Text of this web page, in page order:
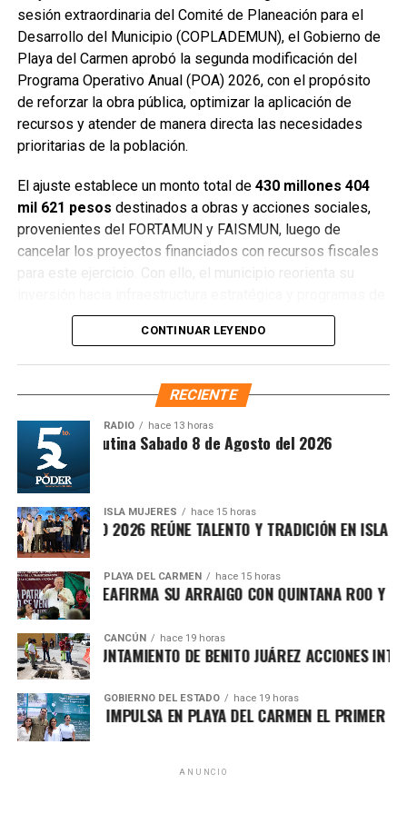
que México es un país libre y democrático, y llamó a no
dejarse influenciar por campañas de desinformación.
Finalmente, destacó que las asambleas informativas
continuarán realizándose en distintos puntos de Quintana
Roo para fortalecer la organización ciudadana y la
participación informada.
Recibe las noticias al instante
Únete al canal oficial de WhatsApp de
Quinto Podery recibe las noticias más
importantes de Quintana Roo directamente
en tu teléfono.
Unirme al canal de WhatsApp
sesión extraordinaria del Comité de Planeación para el
Desarrollo del Municipio (COPLADEMUN), el Gobierno de
Playa del Carmen aprobó la segunda modificación del
Programa Operativo Anual (POA) 2026, con el propósito
de reforzar la obra pública, optimizar la aplicación de
recursos y atender de manera directa las necesidades
prioritarias de la población.
El ajuste establece un monto total de 430 millones 404
mil 621 pesos destinados a obras y acciones sociales,
provenientes del FORTAMUN y FAISMUN, luego de
cancelar los proyectos financiados con recursos fiscales
para este ejercicio. Con ello, el municipio reorienta su
impacto social.
El secretario de Planeación y Evaluación, Rolando Méndez
financiada con FORTAMUN para el desarrollo y operación
del sistema informático del impuesto ISABI, con una
inversión de
29 millones 365 mil 855.12 pesos
herramienta que permitirá fortalecer la recaudación y
modernizar los procesos administrativos.
En materia de infraestructura social, el POA 2026 mantiene
CONTINUAR LEYENDO
RECIENTE
RADIO hace 13 horas
Síntesis Matutina Sabado 8 de Agosto del 2026
ISLA MUJERES hace 15 horas
ISLEÑO 2026 REÚNE TALENTO Y TRADICIÓN EN ISLA
PLAYA DEL CARMEN hace 15 horas
MARÍN REAFIRMA SU ARRAIGO CON QUINTANA ROO Y LLAMA
CANCÚN hace 19 horas
AYUNTAMIENTO DE BENITO JUÁREZ ACCIONES
GOBIERNO DEL ESTADO hace 19 horas
LEZAMA IMPULSA EN PLAYA DEL CARMEN EL PRIMER
ANUNCIO